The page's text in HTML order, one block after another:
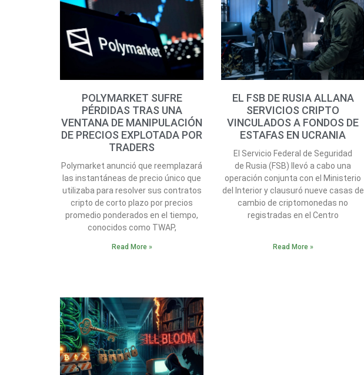
POLYMARKET SUFRE
PÉRDIDAS TRAS UNA
VENTANA DE MANIPULACIÓN
DE PRECIOS EXPLOTADA POR
TRADERS
Polymarket anunció que reemplazará
las instantáneas de precio único que
utilizaba para resolver sus contratos
cripto de corto plazo por precios
promedio ponderados en el tiempo,
conocidos como TWAP,
Read More »
EL FSB DE RUSIA ALLANA
SERVICIOS CRIPTO
VINCULADOS A FONDOS DE
ESTAFAS EN UCRANIA
El Servicio Federal de Seguridad
de Rusia (FSB) llevó a cabo una
operación conjunta con el Ministerio
del Interior y clausuró nueve casas de
cambio de criptomonedas no
registradas en el Centro
Read More »